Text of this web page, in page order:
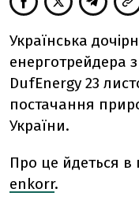
Українська
енерготрейдера
DufEnergy 23
постачання
України.
Про це йдеться
enkorr.